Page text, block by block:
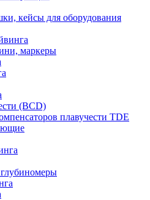
кейсы для оборудования
маркеры
(BCD)
плавучести TDE